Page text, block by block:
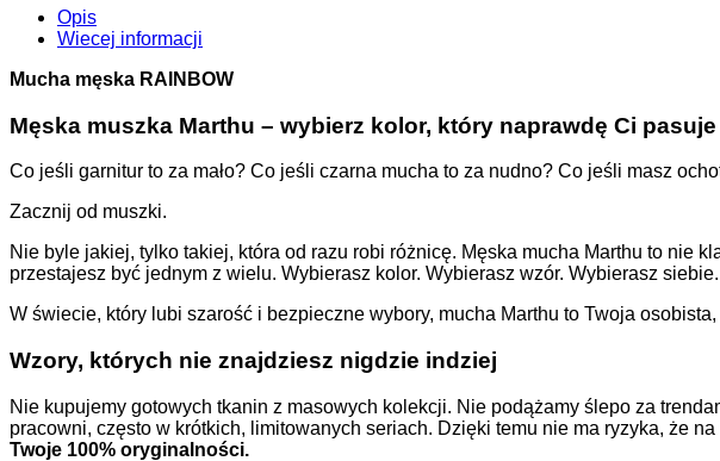
Opis
Wiecej informacji
Mucha męska RAINBOW
Męska muszka Marthu – wybierz kolor, który naprawdę Ci pasuje
Co jeśli garnitur to za mało? Co jeśli czarna mucha to za nudno? Co jeśli masz
Zacznij od muszki.
Nie byle jakiej, tylko takiej, która od razu robi różnicę. Męska mucha Marthu to nie
przestajesz być jednym z wielu. Wybierasz kolor. Wybierasz wzór. Wybierasz siebie.
W świecie, który lubi szarość i bezpieczne wybory, mucha Marthu to Twoja
Wzory, których nie znajdziesz nigdzie indziej
Nie kupujemy gotowych tkanin z masowych kolekcji. Nie podążamy ślepo za
pracowni, często w krótkich, limitowanych seriach. Dzięki temu nie ma ryzyka, że
Twoje 100% oryginalności.